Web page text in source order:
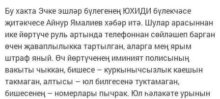
Бу хакта Эчке эшләр бү­легенең ЮХИДИ бүлекчәсе
җитәкчесе Айнур Ямалиев хәбәр итә. Шулар арасыннан
ике йөртүче руль артында телефоннан сөйләшеп барган
өчен җаваплылыкка тартылган, аларга мең ярым
штраф яный. Өч йөртүченең иминият полисының
вакыты чыккан, бишесе – куркынычсызлык каешын
такмаган, алтысы – юл билгесенә туктамаган,
бишесенең – номерлары пычрак. Юл һәлакәте урынын